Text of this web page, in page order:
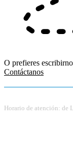
O prefieres
Contáctanos
Horario de atención: de